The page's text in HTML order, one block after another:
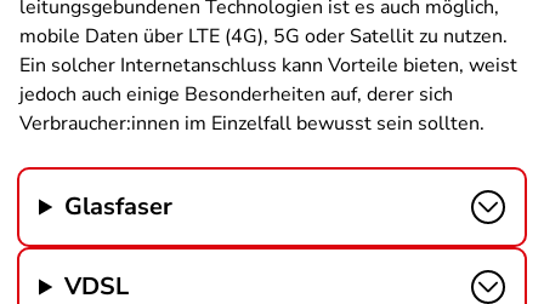
leitungsgebundenen Technologien ist es auch möglich,
mobile Daten über LTE (4G), 5G oder Satellit zu nutzen.
Ein solcher Internetanschluss kann Vorteile bieten, weist
jedoch auch einige Besonderheiten auf, derer sich
Verbraucher:innen im Einzelfall bewusst sein sollten.
Glasfaser
VDSL